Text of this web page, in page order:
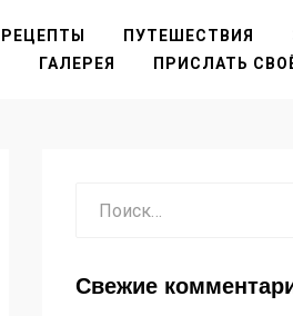
РЕЦЕПТЫ ПУТЕШЕСТВИЯ
ГАЛЕРЕЯ ПРИСЛАТЬ
Свежие